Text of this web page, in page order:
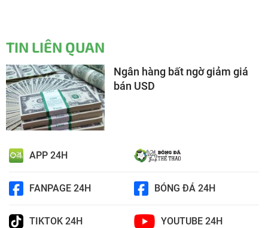
TIN LIÊN QUAN
Ngân hàng bất ngờ giảm giá
bán USD
APP 24H
FANPAGE 24H BÓNG ĐÁ 24H
TIKTOK 24H YOUTUBE 24H